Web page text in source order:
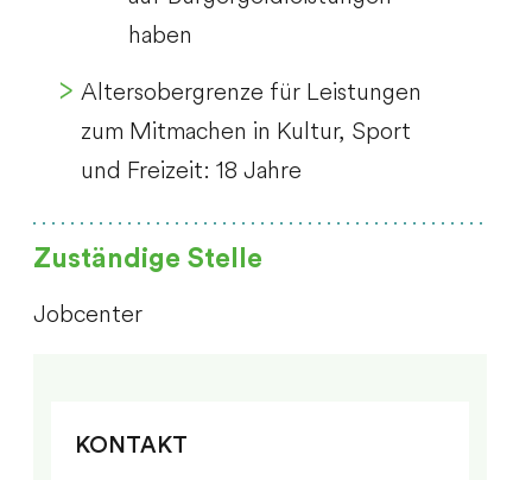
haben
Altersobergrenze für Leistungen
zum Mitmachen in Kultur, Sport
und Freizeit: 18 Jahre
Zuständige Stelle
Jobcenter
KONTAKT